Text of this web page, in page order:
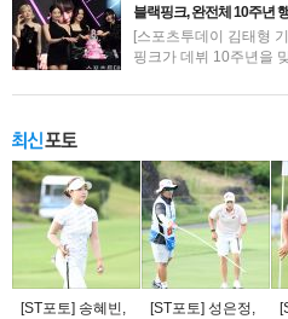
주요뉴스
연예
블랙핑크, 완전체 10주년
[스포츠투데이 김태형
핑크가 데뷔 10주년을
[ST포토] 송혜빈,
[ST포토] 성은정,